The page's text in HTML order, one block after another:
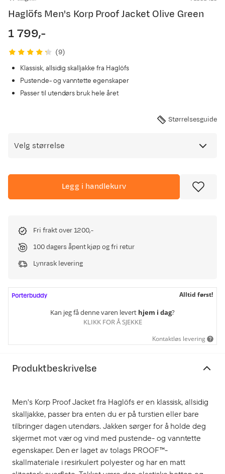
Haglöfs Men's Korp Proof Jacket Olive Green
price
1 799,-
(9)
Klassisk, allsidig skalljakke fra Haglöfs
Pustende- og vanntette egenskaper
Passer til utendørs bruk hele året
Størrelsesguide
Velg størrelse
Legg i handlekurv
Fri frakt over 1200,-
100 dagers åpent kjøp og fri retur
Lynrask levering
Alltid først!
Kan jeg få denne varen levert hjem i dag?
KLIKK FOR Å SJEKKE
Kontaktløs levering
Produktbeskrivelse
Men's Korp Proof Jacket fra Haglöfs er en klassisk, allsidig
skalljakke, passer bra enten du er på turstien eller bare
tilbringer dagen utendørs. Jakken sørger for å holde deg
skjermet mot vær og vind med pustende- og vanntette
egenskaper. Den er laget av tolags PROOF™-
skallmateriale i resirkulert polyester og har en matt